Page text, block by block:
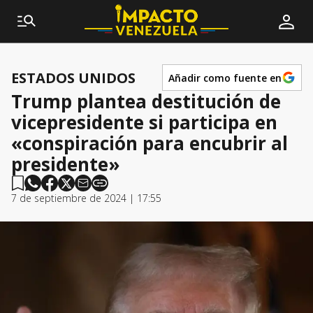
ESTADOS UNIDOS Añadir como fuente en
Trump plantea destitución de
vicepresidente si participa en
«conspiración para encubrir al
presidente»
7 de septiembre de 2024 | 17:55